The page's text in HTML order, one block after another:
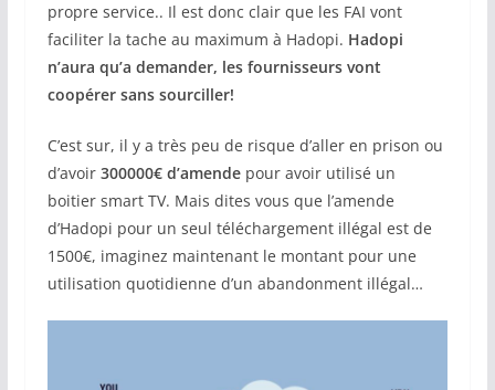
propre service.. Il est donc clair que les FAI vont
faciliter la tache au maximum à Hadopi. Hadopi
n’aura qu’a demander, les fournisseurs vont
coopérer sans sourciller!
C’est sur, il y a très peu de risque d’aller en prison ou
d’avoir 300000€ d’amendepour avoir utilisé un
boitier smart TV. Mais dites vous que l’amende
d’Hadopi pour un seul téléchargement illégal est de
1500€, imaginez maintenant le montant pour une
utilisation quotidienne d’un abandonment illégal…